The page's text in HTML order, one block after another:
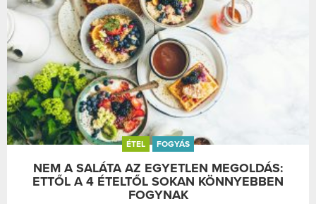
ÉTEL FOGYÁS
NEM A SALÁTA AZ EGYETLEN MEGOLDÁS:
ETTŐL A 4 ÉTELTŐL SOKAN KÖNNYEBBEN
FOGYNAK